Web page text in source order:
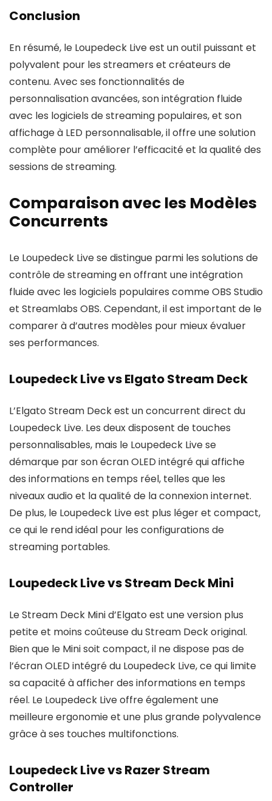
Conclusion
En résumé, le Loupedeck Live est un outil puissant et
polyvalent pour les streamers et créateurs de
contenu. Avec ses fonctionnalités de
personnalisation avancées, son intégration fluide
avec les logiciels de streaming populaires, et son
affichage à LED personnalisable, il offre une solution
complète pour améliorer l’efficacité et la qualité des
sessions de streaming.
Comparaison avec les Modèles
Concurrents
Le Loupedeck Live se distingue parmi les solutions de
contrôle de streaming en offrant une intégration
fluide avec les logiciels populaires comme OBS Studio
et Streamlabs OBS. Cependant, il est important de le
comparer à d’autres modèles pour mieux évaluer
ses performances.
Loupedeck Live vs Elgato Stream Deck
L’Elgato Stream Deck est un concurrent direct du
Loupedeck Live. Les deux disposent de touches
personnalisables, mais le Loupedeck Live se
démarque par son écran OLED intégré qui affiche
des informations en temps réel, telles que les
niveaux audio et la qualité de la connexion internet.
De plus, le Loupedeck Live est plus léger et compact,
ce qui le rend idéal pour les configurations de
streaming portables.
Loupedeck Live vs Stream Deck Mini
Le Stream Deck Mini d’Elgato est une version plus
petite et moins coûteuse du Stream Deck original.
Bien que le Mini soit compact, il ne dispose pas de
l’écran OLED intégré du Loupedeck Live, ce qui limite
sa capacité à afficher des informations en temps
réel. Le Loupedeck Live offre également une
meilleure ergonomie et une plus grande polyvalence
grâce à ses touches multifonctions.
Loupedeck Live vs Razer Stream
Controller